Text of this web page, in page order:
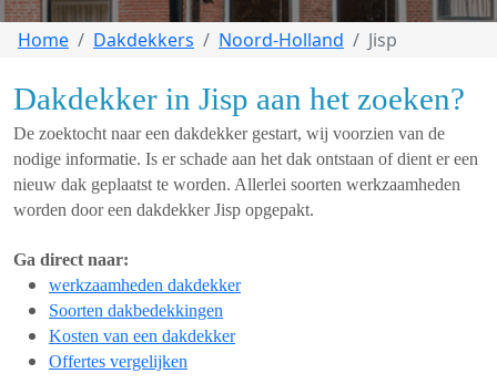
Home Dakdekkers Noord-Holland Jisp
Dakdekker in Jisp aan het zoeken?
De zoektocht naar een dakdekker gestart, wij voorzien van de
nodige informatie. Is er schade aan het dak ontstaan of dient er een
nieuw dak geplaatst te worden. Allerlei soorten werkzaamheden
worden door een dakdekker Jisp opgepakt.
Ga direct naar:
werkzaamheden dakdekker
Soorten dakbedekkingen
Kosten van een dakdekker
Offertes vergelijken